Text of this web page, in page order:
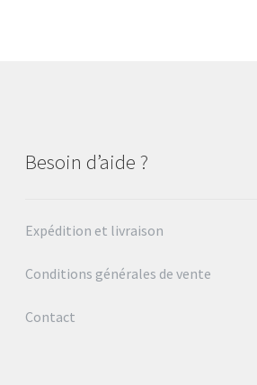
Besoin d’aide ?
Expédition et livraison
Conditions générales de vente
Contact